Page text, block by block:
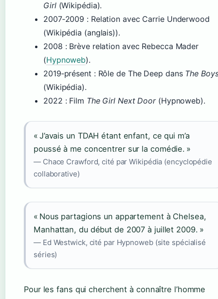
Girl(Wikipédia).
2007‑2009 : Relation avec Carrie Underwood
(Wikipédia (anglais)).
2008 : Brève relation avec Rebecca Mader
(Hypnoweb).
2019‑présent : Rôle de The Deep dans The
(Wikipédia).
2022 : Film The Girl Next Door(Hypnoweb).
« J’avais un TDAH étant enfant, ce qui m’a
poussé à me concentrer sur la comédie. »
— Chace Crawford, cité par Wikipédia (encyclopédie
collaborative)
« Nous partagions un appartement à Chelsea,
Manhattan, du début de 2007 à juillet 2009. »
— Ed Westwick, cité par Hypnoweb (site spécialisé
séries)
Pour les fans qui cherchent à connaître l’homme